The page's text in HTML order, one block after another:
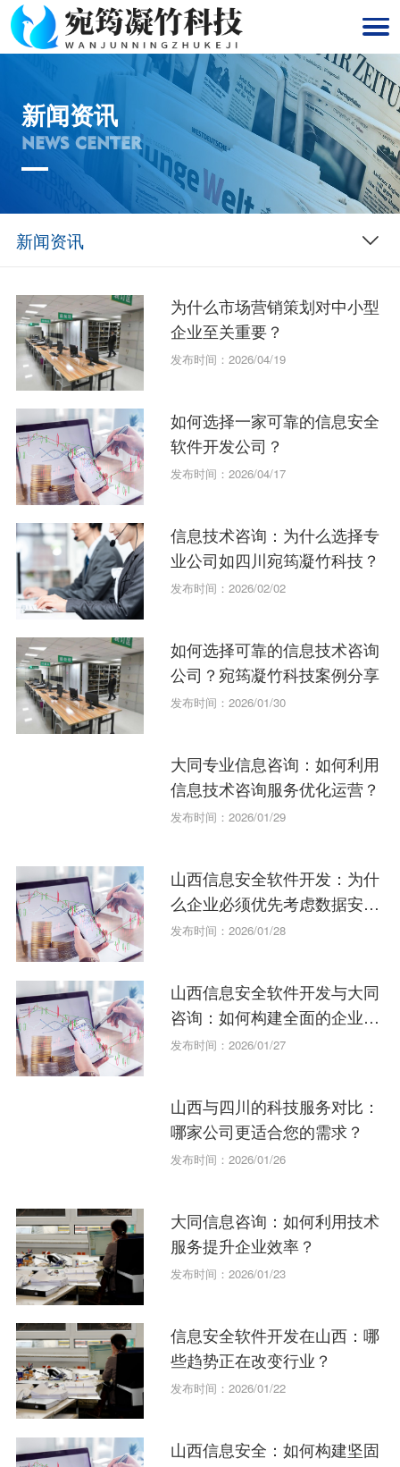
新闻资讯
NEWS CENTER
新闻资讯
为什么市场营销策划对中小型
企业至关重要？
发布时间：2026/04/19
如何选择一家可靠的信息安全
软件开发公司？
发布时间：2026/04/17
信息技术咨询：为什么选择专
业公司如四川宛筠凝竹科技？
发布时间：2026/02/02
如何选择可靠的信息技术咨询
公司？宛筠凝竹科技案例分享
发布时间：2026/01/30
大同专业信息咨询：如何利用
信息技术咨询服务优化运营？
发布时间：2026/01/29
山西信息安全软件开发：为什
么企业必须优先考虑数据安
全？
发布时间：2026/01/28
山西信息安全软件开发与大同
咨询：如何构建全面的企业解
决方案？
发布时间：2026/01/27
山西与四川的科技服务对比：
哪家公司更适合您的需求？
发布时间：2026/01/26
大同信息咨询：如何利用技术
服务提升企业效率？
发布时间：2026/01/23
信息安全软件开发在山西：哪
些趋势正在改变行业？
发布时间：2026/01/22
山西信息安全：如何构建坚固